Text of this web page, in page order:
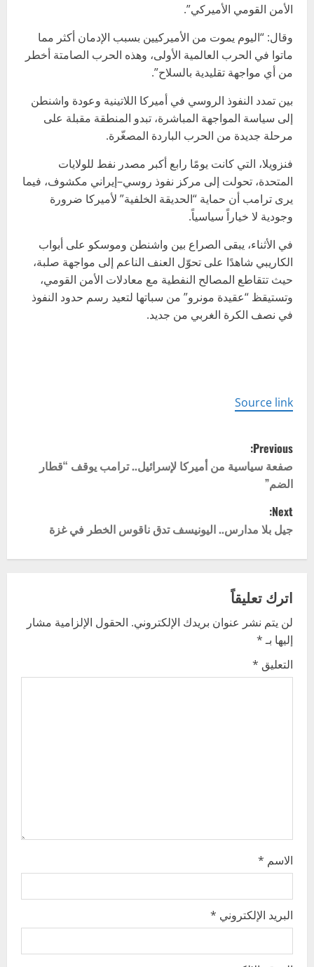
الأمن القومي الأميركي”.
وقال: “اليوم يموت من الأميركيين بسبب الإدمان أكثر مما
ماتوا في الحرب العالمية الأولى، وهذه الحرب الصامتة أخطر
من أي مواجهة تقليدية بالسلاح”.
بين تمدد النفوذ الروسي في أميركا اللاتينية وعودة واشنطن
إلى سياسة المواجهة المباشرة، تبدو المنطقة مقبلة على
مرحلة جديدة من الحرب الباردة المصغّرة.
فنزويلا، التي كانت يومًا رابع أكبر مصدر نفط للولايات
المتحدة، تحولت إلى مركز نفوذ روسي–إيراني مكشوف، فيما
يرى ترامب أن حماية “الحديقة الخلفية” لأميركا ضرورة
وجودية لا خياراً سياسياً.
في الأثناء، يبقى الصراع بين واشنطن وموسكو على أبواب
الكاريبي شاهدًا على تحوّل العنف الناعم إلى مواجهة صلبة،
حيث تتقاطع المصالح النفطية مع معادلات الأمن القومي،
وتستيقظ “عقيدة مونرو” من سباتها لتعيد رسم حدود النفوذ
في نصف الكرة الغربي من جديد.
Source link
P
o
s
t
n
a
v
i
g
Previous:
صفعة سياسية من أميركا لإسرائيل.. ترامب يوقف “قطار
الضم”
Next:
جيل بلا مدارس.. اليونيسف تدق ناقوس الخطر في غزة
اترك تعليقاً
لن يتم نشر عنوان بريدك الإلكتروني. الحقول الإلزامية مشار
إليها بـ*
التعليق *
الاسم *
البريد الإلكتروني *